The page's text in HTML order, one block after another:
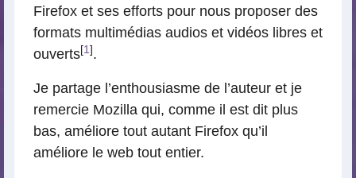
Firefox et ses efforts pour nous proposer des
formats multimédias audios et vidéos libres et
ouverts[1] .
Je partage l’enthousiasme de l’auteur et je
remercie Mozilla qui, comme il est dit plus
bas, améliore tout autant Firefox qu’il
améliore le web tout entier.